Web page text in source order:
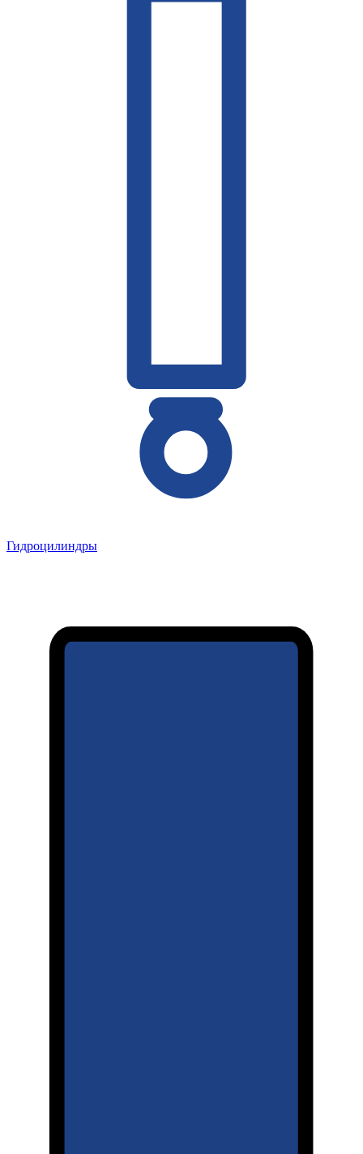
Гидроцилиндры